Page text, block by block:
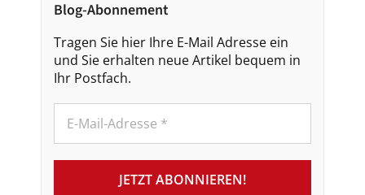
Blog-Abonnement
Tragen Sie hier Ihre E-Mail Adresse ein
und Sie erhalten neue Artikel bequem in
Ihr Postfach.